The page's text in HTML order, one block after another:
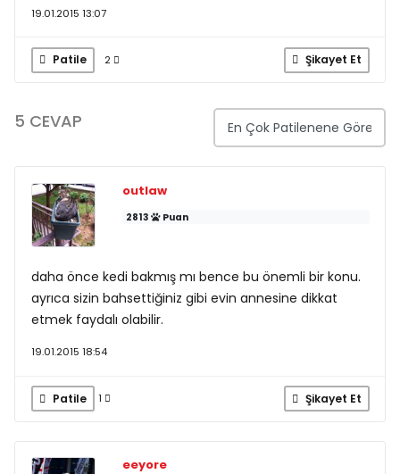
19.01.2015 13:07
Patile 2 Şikayet Et
5 CEVAP
outlaw
2813 Puan
daha önce kedi bakmış mı bence bu önemli bir konu.
ayrıca sizin bahsettiğiniz gibi evin annesine dikkat
etmek faydalı olabilir.
19.01.2015 18:54
Patile 1 Şikayet Et
eeyore